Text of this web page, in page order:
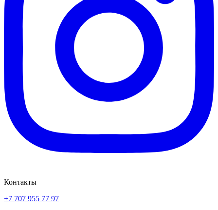
Контакты
+7 707 955 77 97